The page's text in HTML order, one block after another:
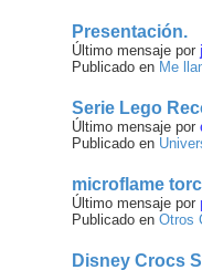
Presentación.
Último mensaje por
Publicado en Me
Serie Lego
Último mensaje por
Publicado en
microflame
Último mensaje por
Publicado en Otros
Disney Crocs